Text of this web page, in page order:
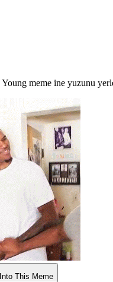
Young meme ine yuzunu
This Meme